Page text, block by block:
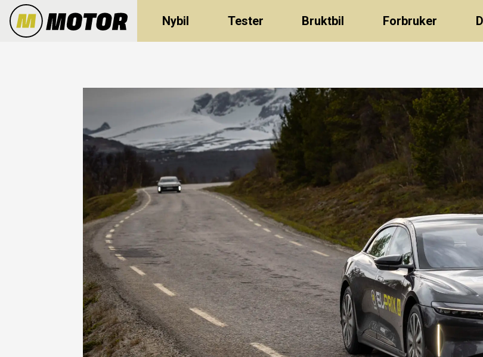
Nybil Tester Bruktbil Forbruker